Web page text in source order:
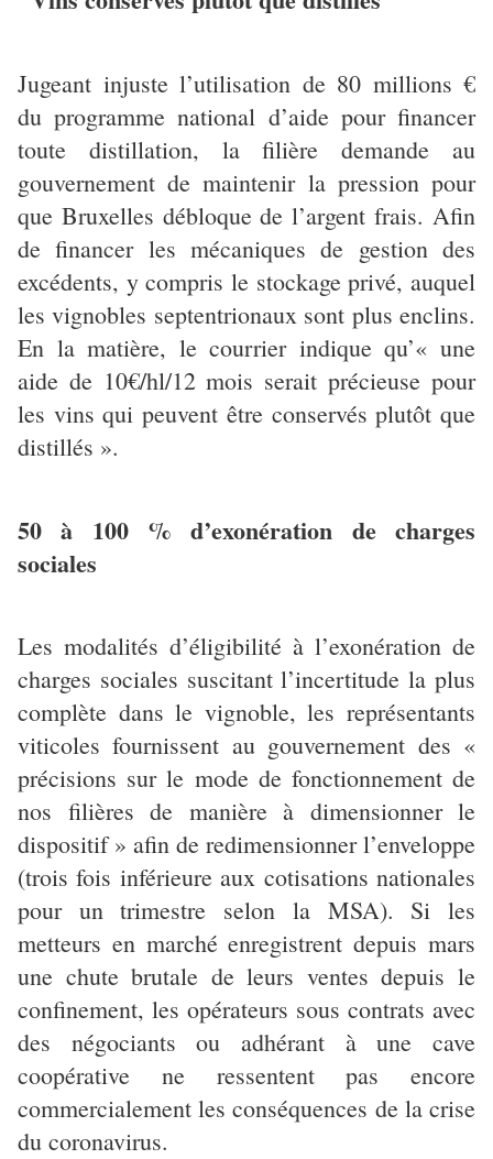
Jugeant injuste l’utilisation de 80 millions €
du programme national d’aide pour financer
toute distillation, la filière demande au
gouvernement de maintenir la pression pour
que Bruxelles débloque de l’argent frais. Afin
de financer les mécaniques de gestion des
excédents, y compris le stockage privé, auquel
les vignobles septentrionaux sont plus enclins.
En la matière, le courrier indique qu’« une
aide de 10€/hl/12 mois serait précieuse pour
les vins qui peuvent être conservés plutôt que
distillés ».
50 à 100 % d’exonération de charges
sociales
Les modalités d’éligibilité à l’exonération de
charges sociales suscitant l’incertitude la plus
complète dans le vignoble, les représentants
viticoles fournissent au gouvernement des «
précisions sur le mode de fonctionnement de
nos filières de manière à dimensionner le
dispositif » afin de redimensionner l’enveloppe
(trois fois inférieure aux cotisations nationales
pour un trimestre selon la MSA). Si les
metteurs en marché enregistrent depuis mars
une chute brutale de leurs ventes depuis le
confinement, les opérateurs sous contrats avec
des négociants ou adhérant à une cave
coopérative ne ressentent pas encore
commercialement les conséquences de la crise
du coronavirus.